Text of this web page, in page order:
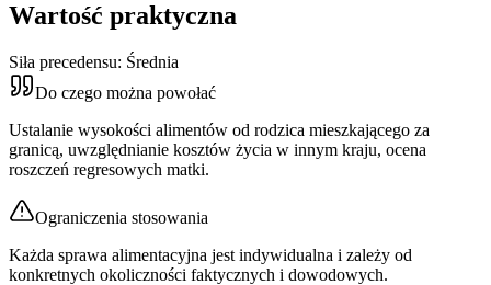
Wartość praktyczna
Siła precedensu: Średnia
Do czego można powołać
Ustalanie wysokości alimentów od rodzica mieszkającego za
granicą, uwzględnianie kosztów życia w innym kraju, ocena
roszczeń regresowych matki.
Ograniczenia stosowania
Każda sprawa alimentacyjna jest indywidualna i zależy od
konkretnych okoliczności faktycznych i dowodowych.